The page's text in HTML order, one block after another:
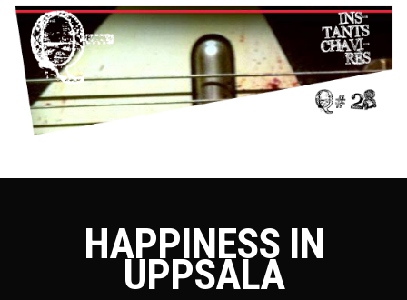
HAPPINESS IN
UPPSALA